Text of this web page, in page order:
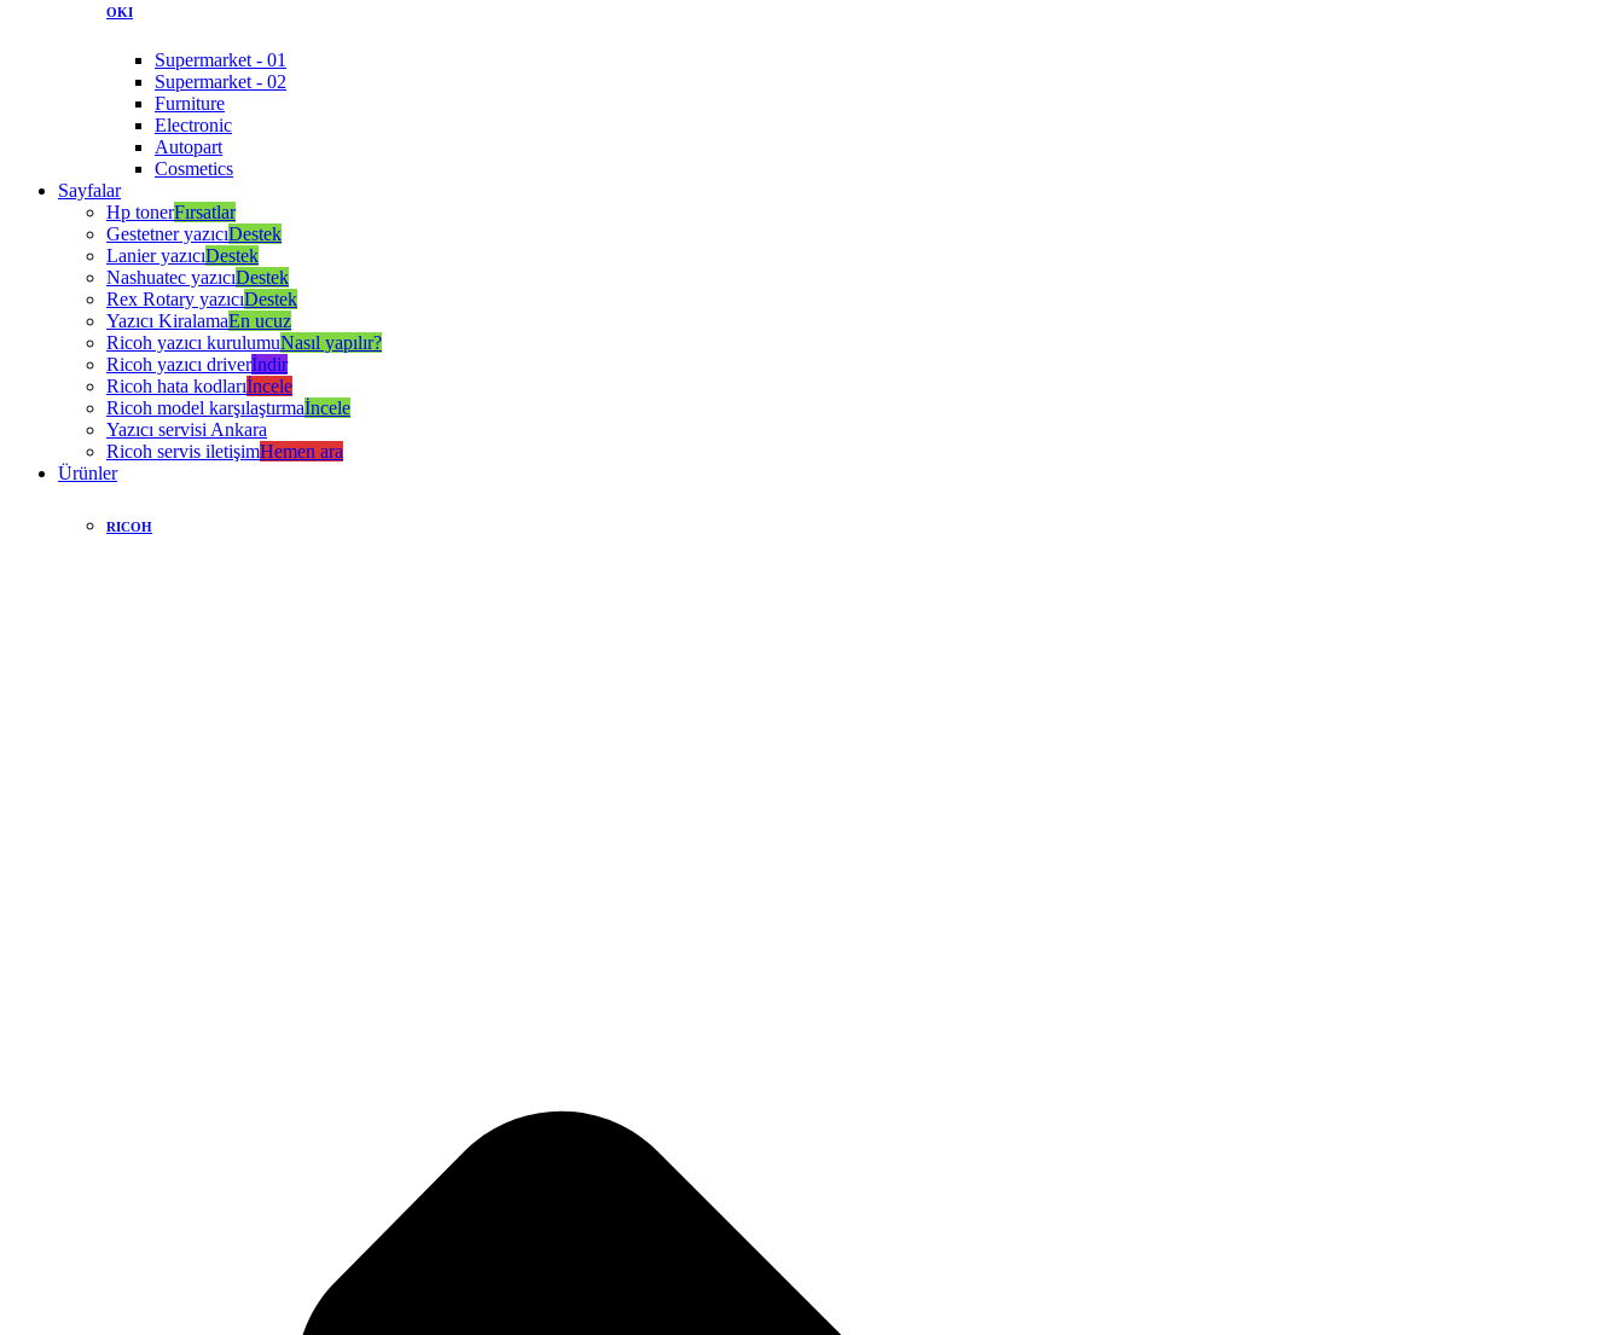
OKI
Supermarket - 01
Supermarket - 02
Furniture
Electronic
Autopart
Cosmetics
Sayfalar
Hp tonerFırsatlar
Gestetner yazıcıDestek
Lanier yazıcıDestek
Nashuatec yazıcıDestek
Rex Rotary yazıcıDestek
Yazıcı KiralamaEn ucuz
Ricoh yazıcı kurulumuNasıl yapılır?
Ricoh yazıcı driverİndir
Ricoh hata kodlarıİncele
Ricoh model karşılaştırmaİncele
Yazıcı servisi Ankara
Ricoh servis iletişimHemen ara
Ürünler
RICOH